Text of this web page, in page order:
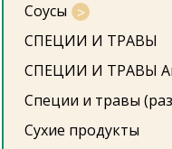
Соусы
СПЕЦИИ И ТРАВЫ
СПЕЦИИ И ТРАВЫ
Специи и травы
Сухие продукты